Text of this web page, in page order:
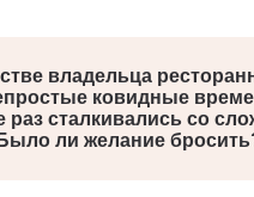
владельца
ковидные
раз сталкивались со
ли желание